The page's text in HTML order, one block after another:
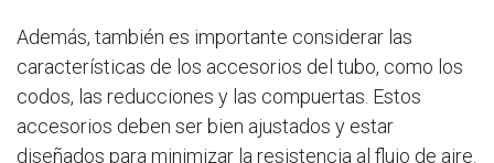
Además, también es importante considerar las
características de los accesorios del tubo, como los
codos, las reducciones y las compuertas. Estos
accesorios deben ser bien ajustados y estar
diseñados para minimizar la resistencia al flujo de aire.